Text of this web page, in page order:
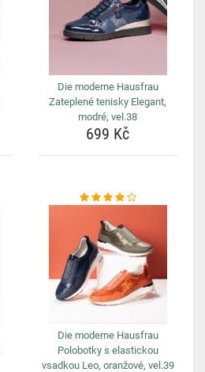
Die moderne Hausfrau
Zateplené tenisky Elegant,
modré, vel.38
699 Kč
Die moderne Hausfrau
Polobotky s elastickou
vsadkou Leo, oranžové, vel.39